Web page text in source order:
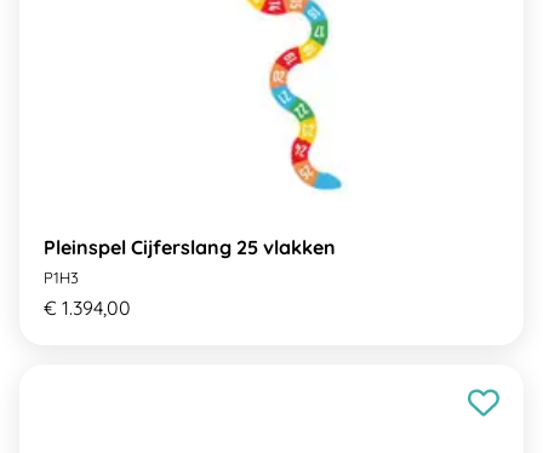
Pleinspel Cijferslang 25 vlakken
P1H3
€ 1.394,00